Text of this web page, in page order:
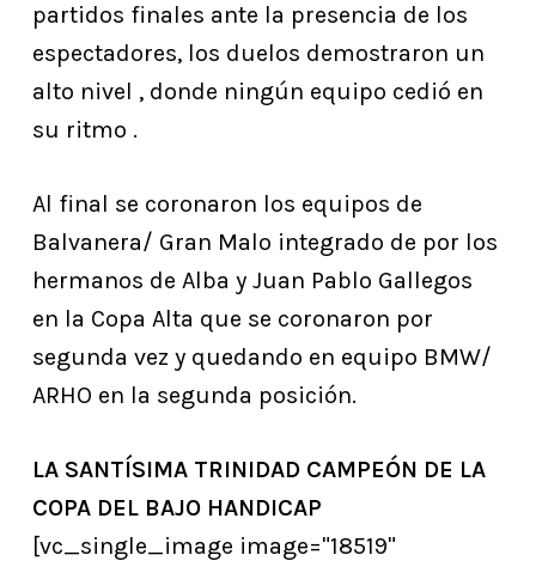
partidos finales ante la presencia de los
espectadores, los duelos demostraron un
alto nivel , donde ningún equipo cedió en
su ritmo .
Al final se coronaron los equipos de
Balvanera/ Gran Malo integrado de por los
hermanos de Alba y Juan Pablo Gallegos
en la Copa Alta que se coronaron por
segunda vez y quedando en equipo BMW/
ARHO en la segunda posición.
LA SANTÍSIMA TRINIDAD CAMPEÓN DE LA
COPA DEL BAJO HANDICAP
[vc_single_image image="18519"